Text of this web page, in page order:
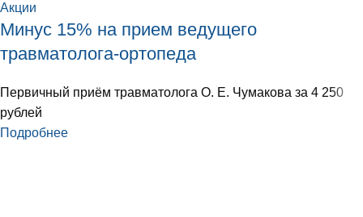
Акции
Минус 15% на прием ведущего
травматолога-ортопеда
Первичный приём травматолога О. Е. Чумакова за 4 250
рублей
Подробнее